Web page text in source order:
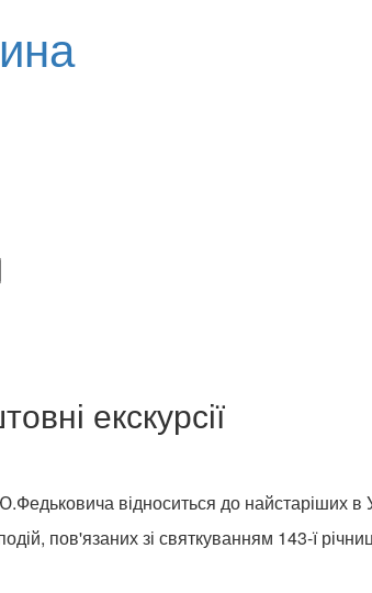
екскурсії
відноситься до найстаріших
пов'язаних зі святкуванням 143-ї